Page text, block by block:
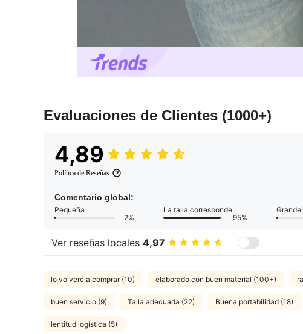
Evaluaciones de Clientes (1000+)
4,89
Política de Reseñas
Comentario global:
Pequeña
2%
La talla corresponde
95%
Grande
Ver reseñas locales 4,97
lo volveré a comprar (10) elaborado con buen material (100+)
buen servicio (9) Talla adecuada (22) Buena portabilidad (18)
lentitud logística (5)